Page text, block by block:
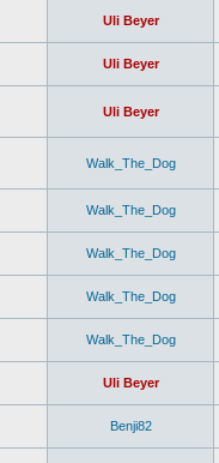
Uli Beyer
Uli Beyer
Uli Beyer
Walk_The_Dog
Walk_The_Dog
Walk_The_Dog
Walk_The_Dog
Walk_The_Dog
Uli Beyer
Benji82